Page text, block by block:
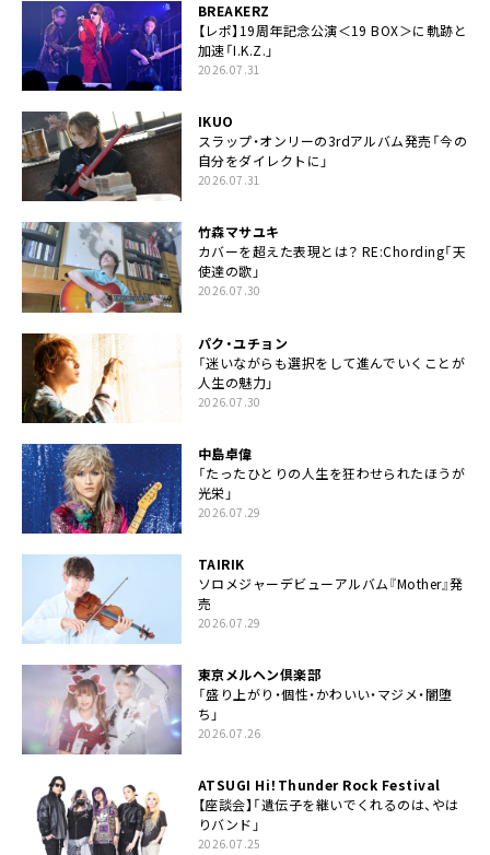
BREAKERZ
【レポ】19周年記念公演＜19 BOX＞に軌跡と
加速「I.K.Z.」
2026.07.31
IKUO
スラップ・オンリーの3rdアルバム発売「今の
自分をダイレクトに」
2026.07.31
竹森マサユキ
カバーを超えた表現とは？ RE:Chording「天
使達の歌」
2026.07.30
パク・ユチョン
「迷いながらも選択をして進んでいくことが
人生の魅力」
2026.07.30
中島卓偉
「たったひとりの人生を狂わせられたほうが
光栄」
2026.07.29
TAIRIK
ソロメジャーデビューアルバム『Mother』発
売
2026.07.29
東京メルヘン倶楽部
「盛り上がり・個性・かわいい・マジメ・闇堕
ち」
2026.07.26
ATSUGI Hi！Thunder Rock Festival
【座談会】「遺伝子を継いでくれるのは、やは
りバンド」
2026.07.25